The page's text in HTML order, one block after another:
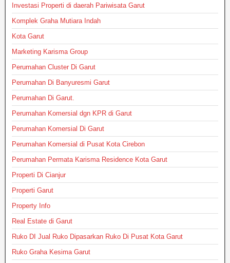
Investasi Properti di daerah Pariwisata Garut
Komplek Graha Mutiara Indah
Kota Garut
Marketing Karisma Group
Perumahan Cluster Di Garut
Perumahan Di Banyuresmi Garut
Perumahan Di Garut.
Perumahan Komersial dgn KPR di Garut
Perumahan Komersial Di Garut
Perumahan Komersial di Pusat Kota Cirebon
Perumahan Permata Karisma Residence Kota Garut
Properti Di Cianjur
Properti Garut
Property Info
Real Estate di Garut
Ruko DI Jual Ruko Dipasarkan Ruko Di Pusat Kota Garut
Ruko Graha Kesima Garut